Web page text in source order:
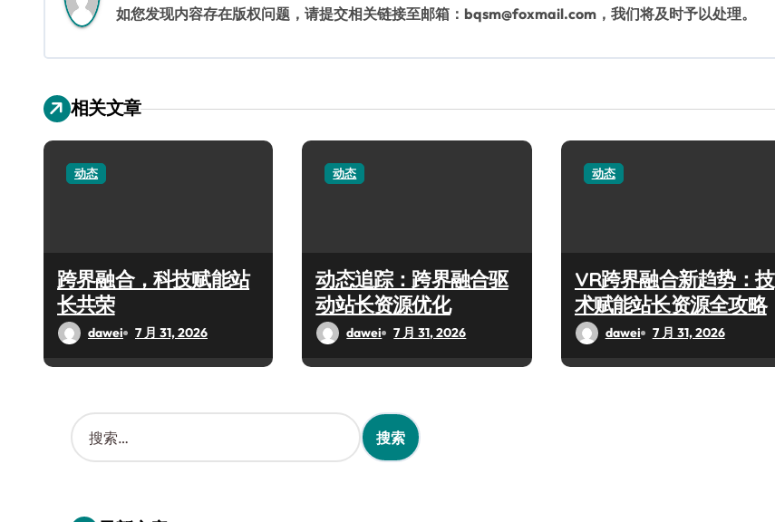
如您发现内容存在版权问题，请提交相关链接至邮箱：bqsm@foxmail.com，我们将及时予以处理。
相关文章
动态
跨界融合，科技赋能站
长共荣
dawei 7 月 31, 2026
动态
动态追踪：跨界融合驱
动站长资源优化
dawei 7 月 31, 2026
动态
VR跨界融合新趋势：技
术赋能站长资源全攻略
dawei 7 月 31, 2026
搜
索
：